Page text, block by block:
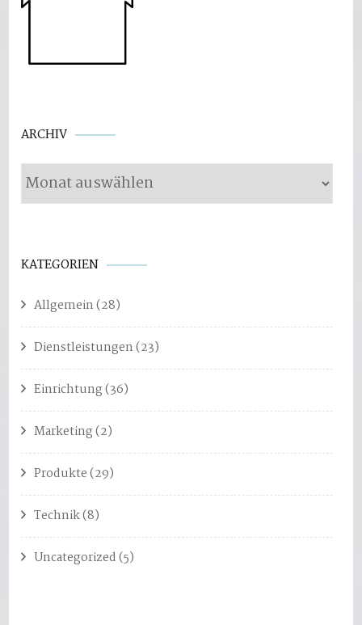
ARCHIV Archiv
KATEGORIEN
Allgemein(28)
Dienstleistungen(23)
Einrichtung(36)
Marketing(2)
Produkte(29)
Technik(8)
Uncategorized(5)